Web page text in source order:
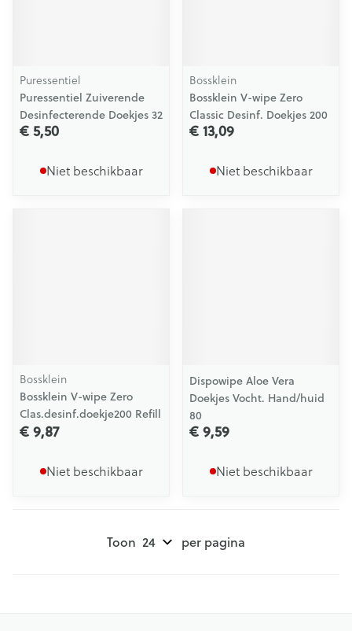
Puressentiel
Puressentiel Zuiverende
Desinfecterende Doekjes 32
€ 5,50
Niet beschikbaar
Bossklein
Bossklein V-wipe Zero
Classic Desinf. Doekjes 200
€ 13,09
Niet beschikbaar
Bossklein
Bossklein V-wipe Zero
Clas.desinf.doekje200 Refill
€ 9,87
Niet beschikbaar
Dispowipe Aloe Vera
Doekjes Vocht. Hand/huid
80
€ 9,59
Niet beschikbaar
Toon per pagina